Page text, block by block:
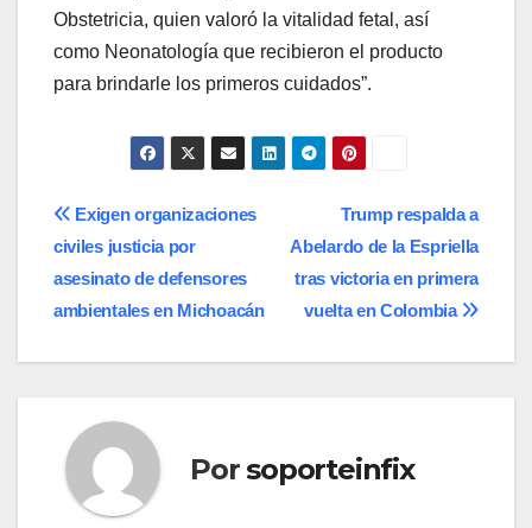
Obstetricia, quien valoró la vitalidad fetal, así
como Neonatología que recibieron el producto
para brindarle los primeros cuidados”.
Navegación
de
entradas
Trump respalda a
Abelardo de la Espriella
tras victoria en primera
vuelta en Colombia
Exigen organizaciones
civiles justicia por
asesinato de defensores
ambientales en Michoacán
Porsoporteinfix